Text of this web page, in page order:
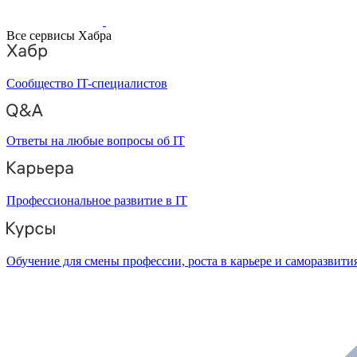
Все сервисы Хабра
Сообщество IT-специалистов
Ответы на любые вопросы об IT
Профессиональное развитие в IT
Обучение для смены профессии, роста в карьере и